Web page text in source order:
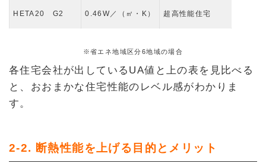
HETA20 G2 0.46W／（㎡・K） 超高性能住宅
※省エネ地域区分6地域の場合
各住宅会社が出しているUA値と上の表を見比べる
と、おおまかな住宅性能のレベル感がわかりま
す。
2-2. 断熱性能を上げる目的とメリット